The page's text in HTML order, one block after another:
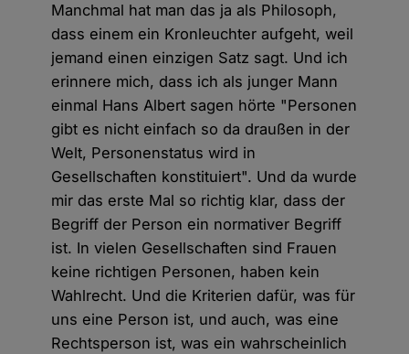
Manchmal hat man das ja als Philosoph,
dass einem ein Kronleuchter aufgeht, weil
jemand einen einzigen Satz sagt. Und ich
erinnere mich, dass ich als junger Mann
einmal Hans Albert sagen hörte "Personen
gibt es nicht einfach so da draußen in der
Welt, Personenstatus wird in
Gesellschaften konstituiert". Und da wurde
mir das erste Mal so richtig klar, dass der
Begriff der Person ein normativer Begriff
ist. In vielen Gesellschaften sind Frauen
keine richtigen Personen, haben kein
Wahlrecht. Und die Kriterien dafür, was für
uns eine Person ist, und auch, was eine
Rechtsperson ist, was ein wahrscheinlich